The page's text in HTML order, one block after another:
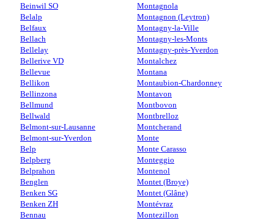
Beinwil SO
Belalp
Belfaux
Bellach
Bellelay
Bellerive VD
Bellevue
Bellikon
Bellinzona
Bellmund
Bellwald
Belmont-sur-Lausanne
Belmont-sur-Yverdon
Belp
Belpberg
Belprahon
Benglen
Benken SG
Benken ZH
Bennau
Montagnola
Montagnon (Leytron)
Montagny-la-Ville
Montagny-les-Monts
Montagny-près-Yverdon
Montalchez
Montana
Montaubion-Chardonney
Montavon
Montbovon
Montbrelloz
Montcherand
Monte
Monte Carasso
Monteggio
Montenol
Montet (Broye)
Montet (Glâne)
Montévraz
Montezillon